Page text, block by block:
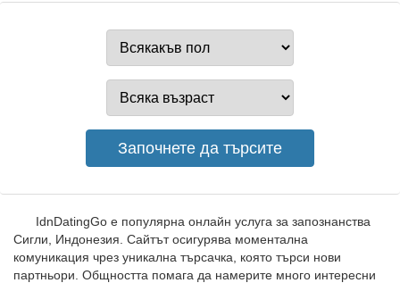
IdnDatingGo е популярна онлайн услуга за запознанства
Сигли, Индонезия. Сайтът осигурява моментална
комуникация чрез уникална търсачка, която търси нови
партньори. Общността помага да намерите много интересни